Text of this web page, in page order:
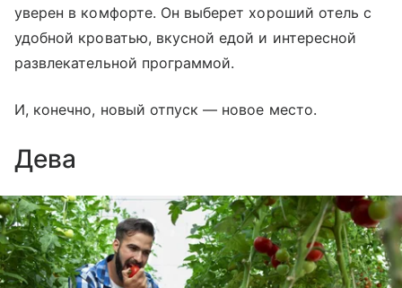
уверен в комфорте. Он выберет хороший отель с
удобной кроватью, вкусной едой и интересной
развлекательной программой.
И, конечно, новый отпуск — новое место.
Дева